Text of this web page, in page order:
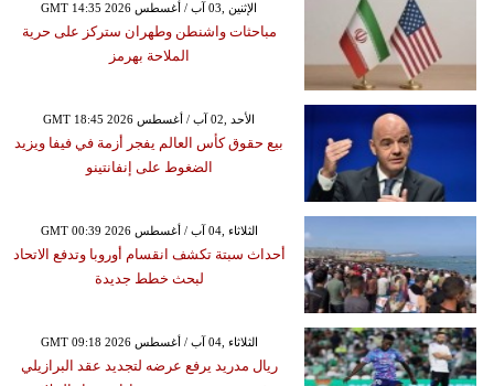
GMT 14:35 2026 الإثنين ,03 آب / أغسطس
مباحثات واشنطن وطهران ستركز على حرية
الملاحة بهرمز
GMT 18:45 2026 الأحد ,02 آب / أغسطس
بيع حقوق كأس العالم يفجر أزمة في فيفا ويزيد
الضغوط على إنفانتينو
GMT 00:39 2026 الثلاثاء ,04 آب / أغسطس
أحداث سبتة تكشف انقسام أوروبا وتدفع الاتحاد
لبحث خطط جديدة
GMT 09:18 2026 الثلاثاء ,04 آب / أغسطس
ريال مدريد يرفع عرضه لتجديد عقد البرازيلي